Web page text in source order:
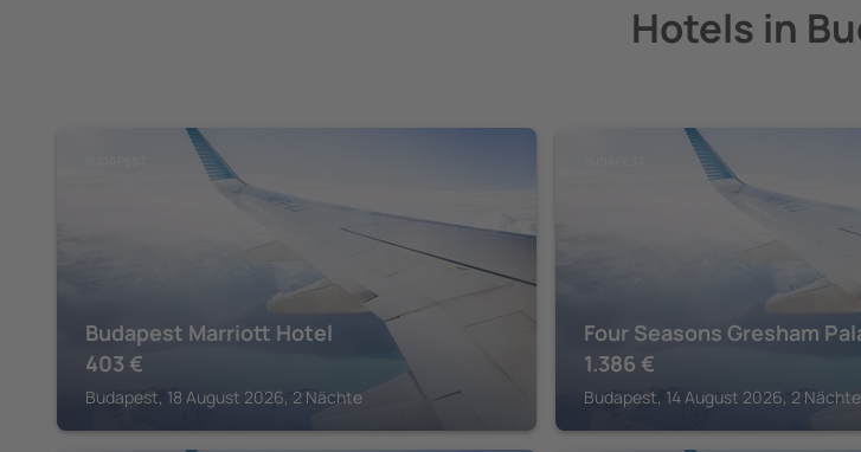
Hotels in
Budapest Marriott Hotel
403 €
Budapest, 18 August 2026, 2 Nächte
Four Seasons Gresham
1.386 €
Budapest, 14 August 2026, 2 Nächte